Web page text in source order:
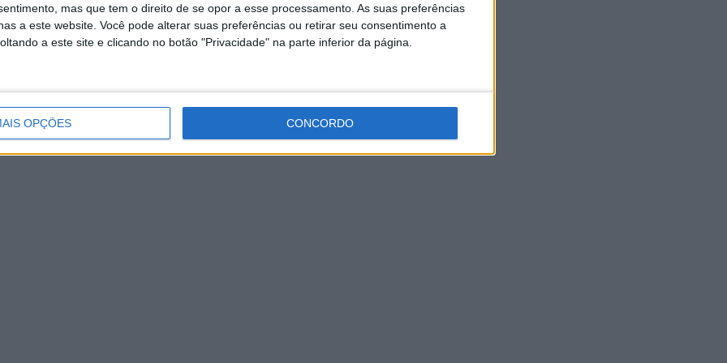
mas que tem o direito de se opor a esse processamento. As suas preferências
a este website. Você pode alterar suas preferências ou retirar seu consentimento a
a este site e clicando no botão "Privacidade" na parte inferior da página.
OPÇÕES CONCORDO